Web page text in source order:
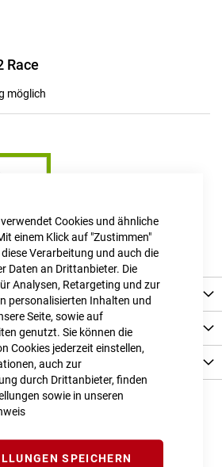
verwendet Cookies und ähnliche
einem Klick auf "Zustimmen"
Verarbeitung und auch die
Daten an Drittanbieter. Die
Analysen, Retargeting und zur
personalisierten Inhalten und
Seite, sowie auf
genutzt. Sie können die
Cookies jederzeit einstellen,
auch zur
durch Drittanbieter, finden
sowie in unseren
SPEICHERN
Race
möglich